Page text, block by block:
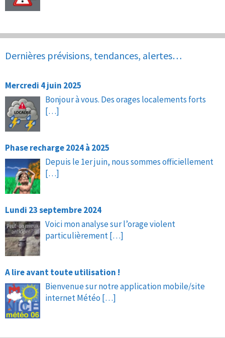
Dernières prévisions, tendances, alertes…
Mercredi 4 juin 2025
Bonjour à vous. Des orages localements forts
[…]
Phase recharge 2024 à 2025
Depuis le 1er juin, nous sommes officiellement
[…]
Lundi 23 septembre 2024
Voici mon analyse sur l’orage violent
particulièrement[…]
A lire avant toute utilisation !
Bienvenue sur notre application mobile/site
internet Météo […]